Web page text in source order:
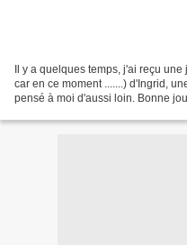
Il y a quelques temps, j'ai reçu
car en ce moment .......) d'Ingrid,
pensé à moi d'aussi loin. Bonne